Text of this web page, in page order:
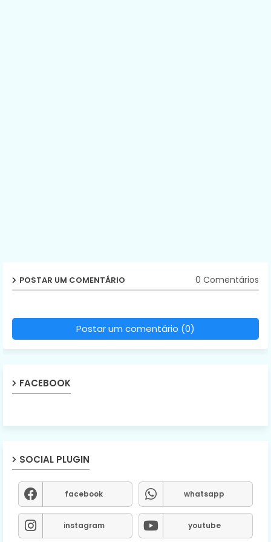
POSTAR UM COMENTÁRIO 0 Comentários
Postar um comentário (0)
FACEBOOK
SOCIAL PLUGIN
facebook whatsapp
instagram youtube